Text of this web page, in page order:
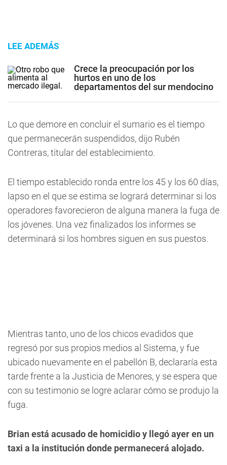
LEE ADEMÁS
Crece la preocupación por los
hurtos en uno de los
departamentos del sur mendocino
Lo que demore en concluir el sumario es el tiempo
que permanecerán suspendidos, dijo Rubén
Contreras, titular del establecimiento.
El tiempo establecido ronda entre los 45 y los 60 días,
lapso en el que se estima se logrará determinar si los
operadores favorecieron de alguna manera la fuga de
los jóvenes. Una vez finalizados los informes se
determinará si los hombres siguen en sus puestos.
Mientras tanto, uno de los chicos evadidos que
regresó por sus propios medios al Sistema, y fue
ubicado nuevamente en el pabellón B, declararía esta
tarde frente a la Justicia de Menores, y se espera que
con su testimonio se logre aclarar cómo se produjo la
fuga.
Brian está acusado de homicidio y llegó ayer en un
taxi a la institución donde permanecerá alojado.